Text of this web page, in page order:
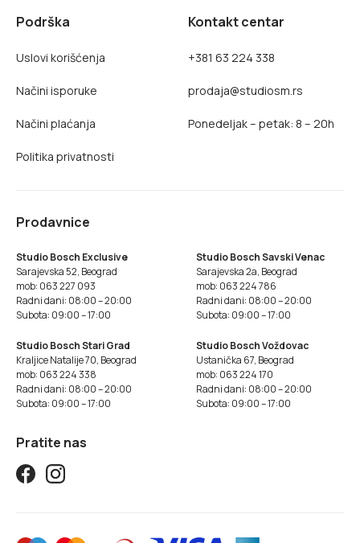
Podrška
Uslovi korišćenja
Načini isporuke
Načini plaćanja
Politika privatnosti
Kontakt centar
+381 63 224 338
prodaja@studiosm.rs
Ponedeljak – petak: 8 – 20h
Prodavnice
Studio Bosch Exclusive
Sarajevska 52, Beograd
mob: 063 227 093
Radni dani: 08:00 – 20:00
Subota: 09:00 – 17:00
Studio Bosch Savski Venac
Sarajevska 2a, Beograd
mob: 063 224 786
Radni dani: 08:00 – 20:00
Subota: 09:00 – 17:00
Studio Bosch Stari Grad
Kraljice Natalije 70, Beograd
mob: 063 224 338
Radni dani: 08:00 – 20:00
Subota: 09:00 – 17:00
Studio Bosch Voždovac
Ustanička 67, Beograd
mob: 063 224 170
Radni dani: 08:00 – 20:00
Subota: 09:00 – 17:00
Pratite nas